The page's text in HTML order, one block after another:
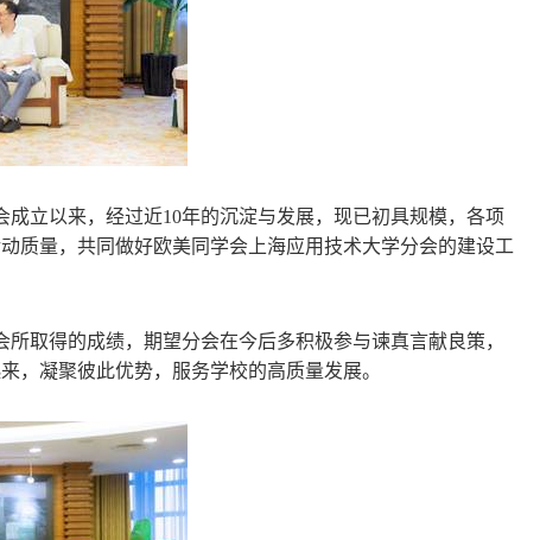
成立以来，经过近10年的沉淀与发展，现已初具规模，各项
质量，共同做好欧美同学会上海应用技术大学分会的建设工
取得的成绩，期望分会在今后多积极参与谏真言献良策，
，凝聚彼此优势，服务学校的高质量发展。